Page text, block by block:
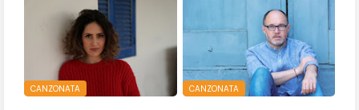
CANZONATA CANZONATA